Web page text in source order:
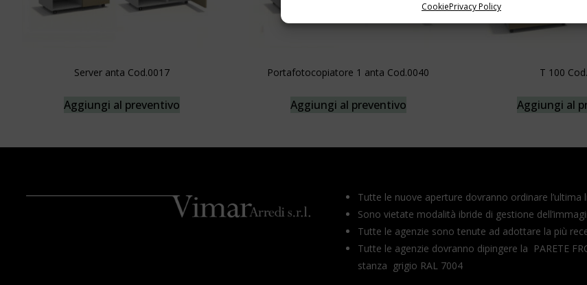
CookiePrivacy Policy
Server anta Cod.0017
Aggiungi al preventivo
Portafotocopiatore 1 anta Cod.0040
Aggiungi al preventivo
T 100
Aggiungi al
Tutte le nuove aperture dovranno ordinare l’ultima
Sono vietate modalità ibride di gestione
Tutte le agenzie sono tenute ad adottare la più
Tutte le agenzie dovranno dipingere la PARETE
stanza grigio RAL 7004